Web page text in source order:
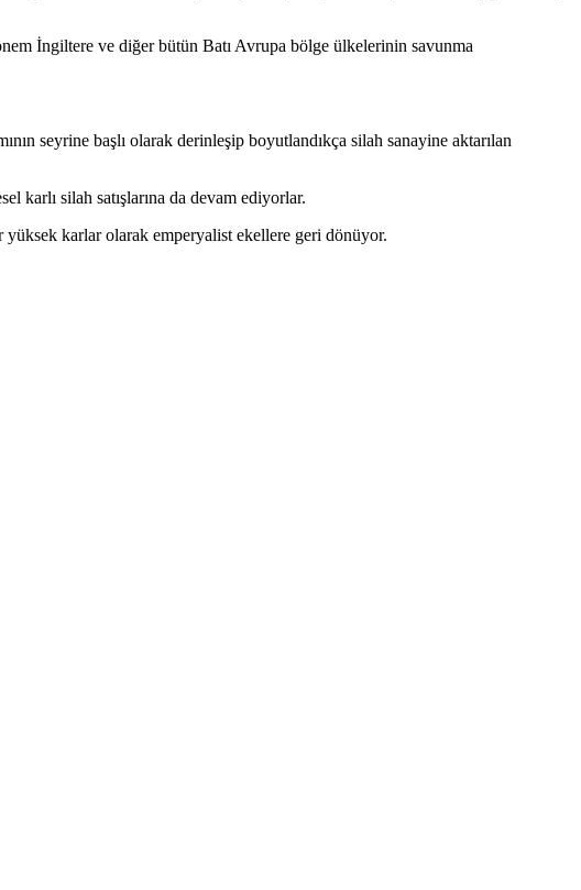
İngiltere ve diğer bütün Batı Avrupa bölge ülkelerinin savunma
seyrine başlı olarak derinleşip boyutlandıkça silah sanayine aktarılan
karlı silah satışlarına da devam ediyorlar.
yüksek karlar olarak emperyalist ekellere geri dönüyor.